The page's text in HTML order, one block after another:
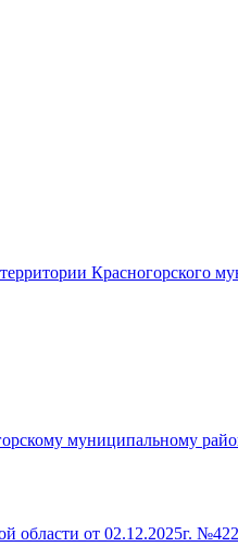
Красногорского
муниципальному
области от 02.12.2025г.